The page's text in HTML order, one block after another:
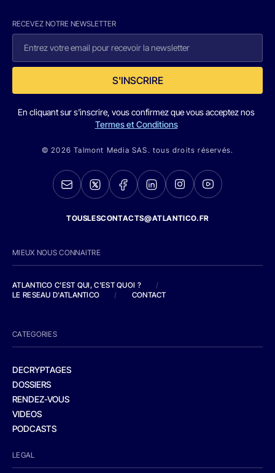
RECEVEZ NOTRE NEWSLETTER
S'INSCRIRE
En cliquant sur s'inscrire, vous confirmez que vous acceptez nos
Termes et Conditions
© 2026 Talmont Media SAS. tous droits réservés.
TOUSLESCONTACTS@ATLANTICO.FR
MIEUX NOUS CONNAITRE
ATLANTICO C'EST QUI, C'EST QUOI ?
/
LE RESEAU D'ATLANTICO
/ CONTACT
CATEGORIES
DECRYPTAGES
DOSSIERS
RENDEZ-VOUS
VIDEOS
PODCASTS
LEGAL